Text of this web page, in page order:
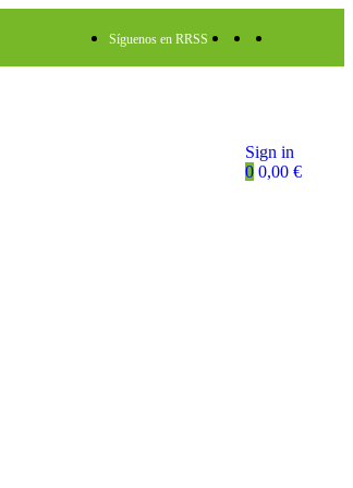
Síguenos en RRSS
Sign in
0 0,00 €